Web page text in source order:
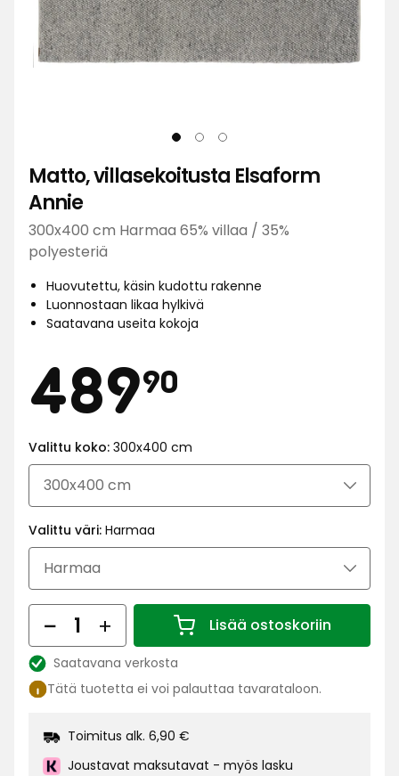
Matto, villasekoitusta Elsaform
Annie
300x400 cm Harmaa 65% villaa / 35%
polyesteriä
Huovutettu, käsin kudottu rakenne
Luonnostaan likaa hylkivä
Saatavana useita kokoja
Hinta
48990
€
Valittu koko: 300x400 cm
Valittu väri: Harmaa
Määrä Lisää ostoskoriin
Määrä 1
Katso
saatavuus:
Saatavana verkosta
Tätä tuotetta ei voi palauttaa tavarataloon.
Toimitus alk. 6,90 €
Joustavat maksutavat - myös lasku